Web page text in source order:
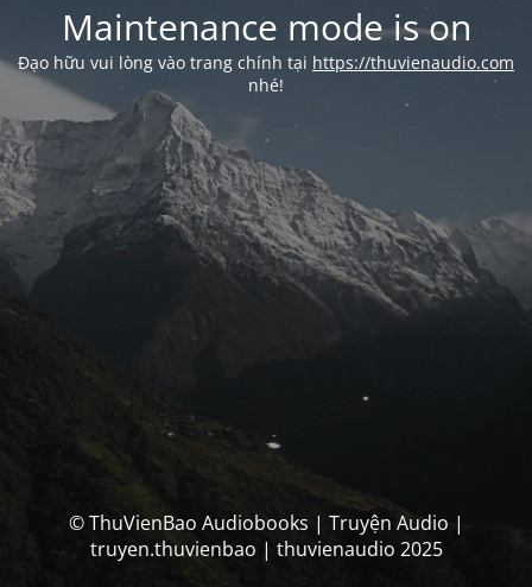
Maintenance mode is on
Đạo hữu vui lòng vào trang chính tại https://thuvienaudio.com
nhé!
© ThuVienBao Audiobooks | Truyện Audio |
truyen.thuvienbao | thuvienaudio 2025